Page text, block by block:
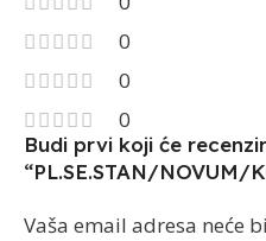
0
0
0
Budi prvi koji će
“PL.SE.STAN/NOVUM/
Vaša email adresa neće